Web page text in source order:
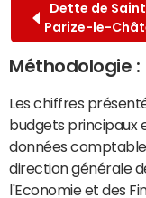
Dette de
Parize-le-
Méthodologie :
Les chiffres
budgets principaux
données
direction générale
l'Economie et des